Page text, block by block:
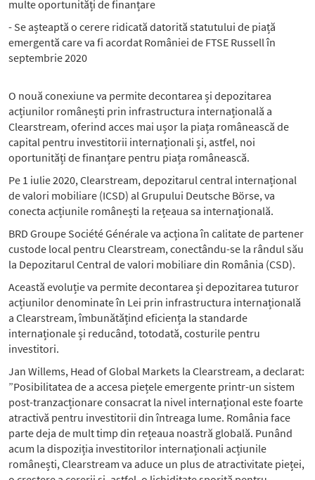
multe oportunități de finanțare
- Se așteaptă o cerere ridicată datorită statutului de piață
emergentă care va fi acordat României de FTSE Russell în
septembrie 2020
O nouă conexiune va permite decontarea și depozitarea
acțiunilor românești prin infrastructura internațională a
Clearstream, oferind acces mai ușor la piața românească de
capital pentru investitorii internaționali și, astfel, noi
oportunități de finanțare pentru piața românească.
Pe 1 iulie 2020, Clearstream, depozitarul central internațional
de valori mobiliare (ICSD) al Grupului Deutsche Börse, va
conecta acțiunile românești la rețeaua sa internațională.
BRD Groupe Société Générale va acționa în calitate de partener
custode local pentru Clearstream, conectându-se la rândul său
la Depozitarul Central de valori mobiliare din România (CSD).
Această evoluție va permite decontarea și depozitarea tuturor
acțiunilor denominate în Lei prin infrastructura internațională
a Clearstream, îmbunătățind eficiența la standarde
internaționale și reducând, totodată, costurile pentru
investitori.
Jan Willems, Head of Global Markets la Clearstream, a declarat:
”Posibilitatea de a accesa piețele emergente printr-un sistem
post-tranzacționare consacrat la nivel internațional este foarte
atractivă pentru investitorii din întreaga lume. România face
parte deja de mult timp din rețeaua noastră globală. Punând
acum la dispoziția investitorilor internaționali acțiunile
românești, Clearstream va aduce un plus de atractivitate pieței,